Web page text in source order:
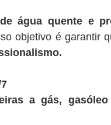
água quente e
objetivo é garantir
a gás,